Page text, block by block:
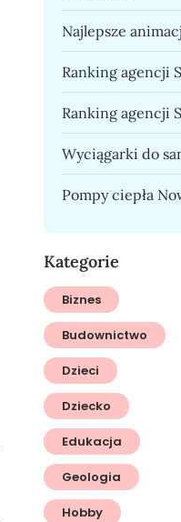
Najlepsze
Ranking agencji
Ranking agencji
Wyciągarki do
Pompy ciepła
Kategorie
Biznes
Budownictwo
Dzieci
Dziecko
Edukacja
Geologia
Hobby